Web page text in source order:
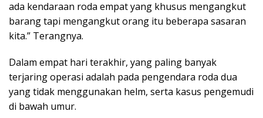
ada kendaraan roda empat yang khusus mengangkut
barang tapi mengangkut orang itu beberapa sasaran
kita.” Terangnya.
Dalam empat hari terakhir, yang paling banyak
terjaring operasi adalah pada pengendara roda dua
yang tidak menggunakan helm, serta kasus pengemudi
di bawah umur.